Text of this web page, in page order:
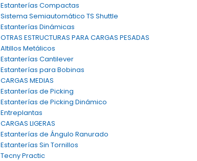
Estanterías Compactas
Sistema Semiautomático TS Shuttle
Estanterías Dinámicas
OTRAS ESTRUCTURAS PARA CARGAS PESADAS
Altillos Metálicos
Estanterías Cantilever
Estanterías para Bobinas
CARGAS MEDIAS
Estanterías de Picking
Estanterías de Picking Dinámico
Entreplantas
CARGAS LIGERAS
Estanterías de Ángulo Ranurado
Estanterías Sin Tornillos
Tecny Practic